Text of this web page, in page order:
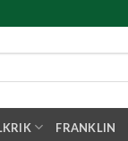
FRANKLIN